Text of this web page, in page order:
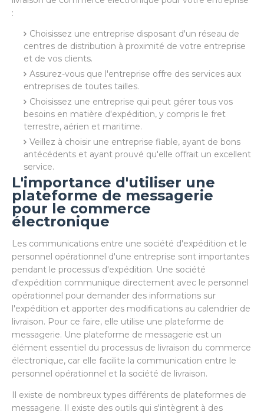
:
Choisissez une entreprise disposant d'un réseau de
centres de distribution à proximité de votre entreprise
et de vos clients.
Assurez-vous que l'entreprise offre des services aux
entreprises de toutes tailles.
Choisissez une entreprise qui peut gérer tous vos
besoins en matière d'expédition, y compris le fret
terrestre, aérien et maritime.
Veillez à choisir une entreprise fiable, ayant de bons
antécédents et ayant prouvé qu'elle offrait un excellent
service.
L'importance d'utiliser une
plateforme de messagerie
pour le commerce
électronique
Les communications entre une société d'expédition et le
personnel opérationnel d'une entreprise sont importantes
pendant le processus d'expédition. Une société
d'expédition communique directement avec le personnel
opérationnel pour demander des informations sur
l'expédition et apporter des modifications au calendrier de
livraison. Pour ce faire, elle utilise une plateforme de
messagerie. Une plateforme de messagerie est un
élément essentiel du processus de livraison du commerce
électronique, car elle facilite la communication entre le
personnel opérationnel et la société de livraison.
Il existe de nombreux types différents de plateformes de
messagerie. Il existe des outils qui s'intègrent à des